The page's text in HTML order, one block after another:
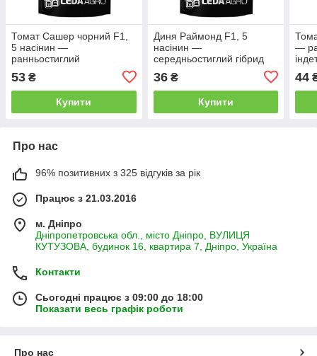
Томат Сашер чорний F1,
5 насінин —
ранньостиглий
LEDAAGRO
53 ₴
Купити
Диня Раймонд F1, 5
насінин —
середньостиглий гібрид
(70-75 днів), LEDAAGRO
36₴
Купити
—
44
Про нас
96% позитивних з 325 відгуків за рік
Працює з 21.03.2016
м. Дніпро
Дніпропетровська обл., місто Дніпро, ВУЛИЦЯ
КУТУЗОВА, будинок 16, квартира 7, Дніпро, Україна
Контакти
Сьогодні працює з 09:00 до 18:00
Показати весь графік роботи
Про нас